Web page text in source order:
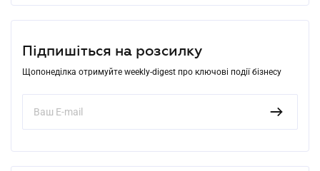
Підпишіться на розсилку
Щопонеділка отримуйте weekly-digest про ключові події бізнесу